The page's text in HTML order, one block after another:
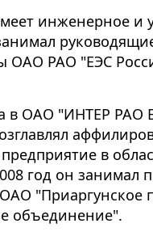
инженерное и
ОАО РАО "ЕЭС
в ОАО "ИНТЕР РАО
в
год он занимал
"Приаргунское
объединение".